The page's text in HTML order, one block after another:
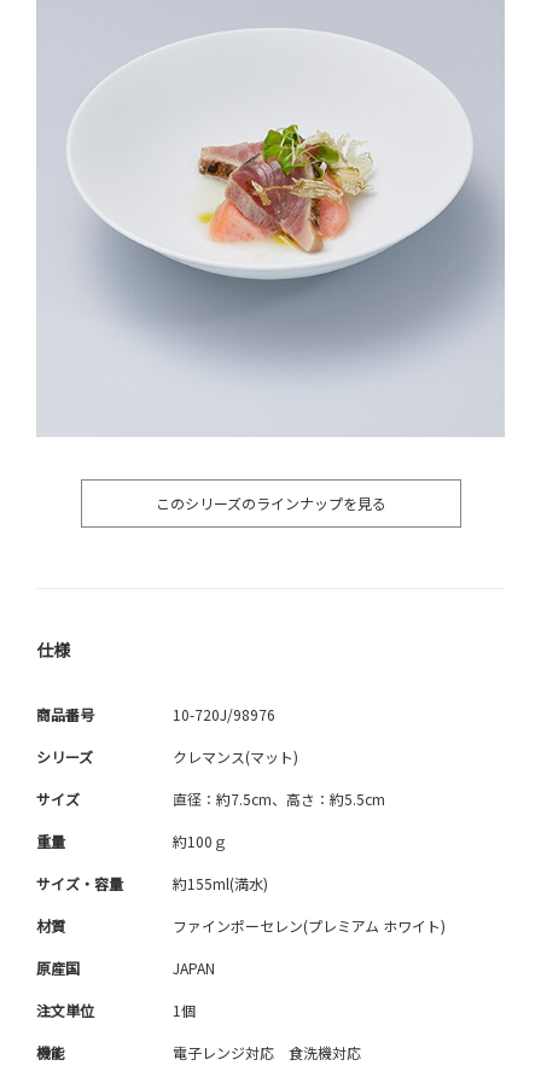
このシリーズのラインナップを見る
仕様
商品番号 10-720J/98976
シリーズ クレマンス(マット)
サイズ 直径：約7.5cm、高さ：約5.5cm
重量 約100ｇ
サイズ・容量 約155ml(満水)
材質 ファインポーセレン(プレミアム ホワイト)
原産国 JAPAN
注文単位 1個
機能 電子レンジ対応 食洗機対応